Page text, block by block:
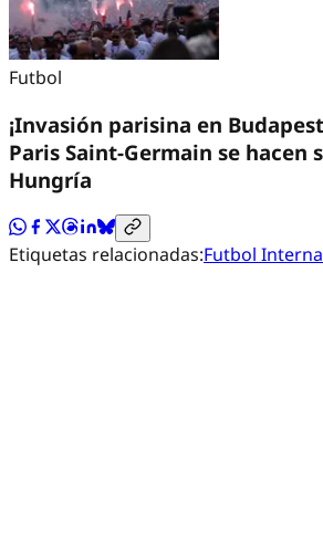
Futbol
¡Invasión parisina en
Paris Saint-Germain se hacen
Hungría
Etiquetas relacionadas:Futbol